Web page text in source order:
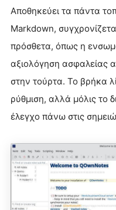
Αποθηκεύει τα πάντα
Markdown,
πρόσθετα, όπως η
αξιολόγηση ασφαλείας
στην τούρτα. Το βρήκα
ρύθμιση, αλλά μόλις
έλεγχο πάνω στις